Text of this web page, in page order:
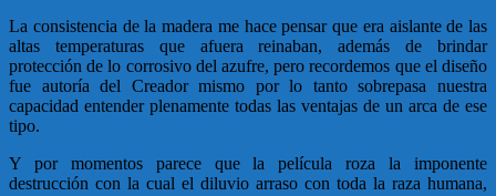
La consistencia de la madera me hace pensar que era aislante de las
altas temperaturas que afuera reinaban, además de brindar
protección de lo corrosivo del azufre, pero recordemos que el diseño
fue autoría del Creador mismo por lo tanto sobrepasa nuestra
capacidad entender plenamente todas las ventajas de un arca de ese
tipo.
Y por momentos parece que la película roza la imponente
destrucción con la cual el diluvio arraso con toda la raza humana,